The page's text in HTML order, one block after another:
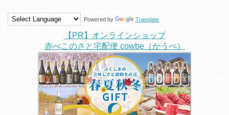
Powered by Translate
【PR】オンラインショップ
赤べこのさと宅配便 cowbe（かうべ）